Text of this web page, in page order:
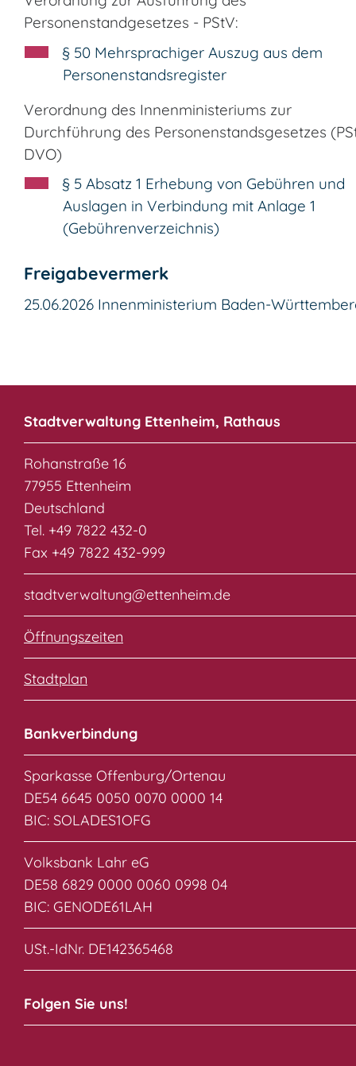
Personenstandgesetzes - PStV:
§ 50 Mehrsprachiger Auszug aus dem
Personenstandsregister
Verordnung des Innenministeriums zur
Durchführung des Personenstandsgesetzes
DVO)
§ 5 Absatz 1 Erhebung von Gebühren und
Auslagen in Verbindung mit Anlage 1
(Gebührenverzeichnis)
Freigabevermerk
25.06.2026 Innenministerium Baden-
Stadtverwaltung Ettenheim, Rathaus
Rohanstraße 16
77955 Ettenheim
Deutschland
Tel. +49 7822 432-0
Fax +49 7822 432-999
stadtverwaltung@ettenheim.de
Öffnungszeiten
Stadtplan
Bankverbindung
Sparkasse Offenburg/Ortenau
DE54 6645 0050 0070 0000 14
BIC: SOLADES1OFG
Volksbank Lahr eG
DE58 6829 0000 0060 0998 04
BIC: GENODE61LAH
USt.-IdNr. DE142365468
Folgen Sie uns!